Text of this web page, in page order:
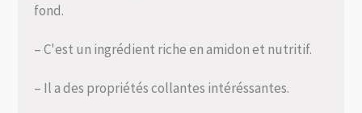
fond.
– C'est un ingrédient riche en amidon et nutritif.
– Il a des propriétés collantes intéréssantes.